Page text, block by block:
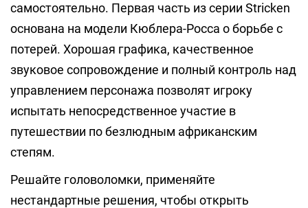
самостоятельно. Первая часть из серии Stricken
основана на модели Кюблера-Росса о борьбе с
потерей. Хорошая графика, качественное
звуковое сопровождение и полный контроль над
управлением персонажа позволят игроку
испытать непосредственное участие в
путешествии по безлюдным африканским
степям.
Решайте головоломки, применяйте
нестандартные решения, чтобы открыть